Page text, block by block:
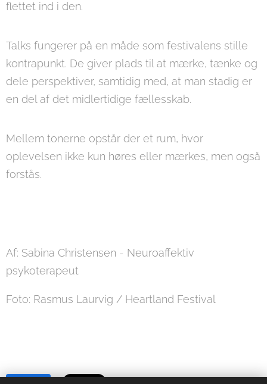
flettet ind i den.
Talks fungerer på en måde som festivalens stille
kontrapunkt. De giver plads til at mærke, tænke og
dele perspektiver, samtidig med, at man stadig er
en del af det midlertidige fællesskab.
Mellem tonerne opstår der et rum, hvor
oplevelsen ikke kun høres eller mærkes, men også
forstås.
Af: Sabina Christensen - Neuroaffektiv
psykoterapeut
Foto: Rasmus Laurvig / Heartland Festival